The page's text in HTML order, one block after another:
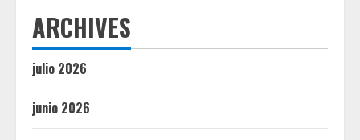
ARCHIVES
julio 2026
junio 2026